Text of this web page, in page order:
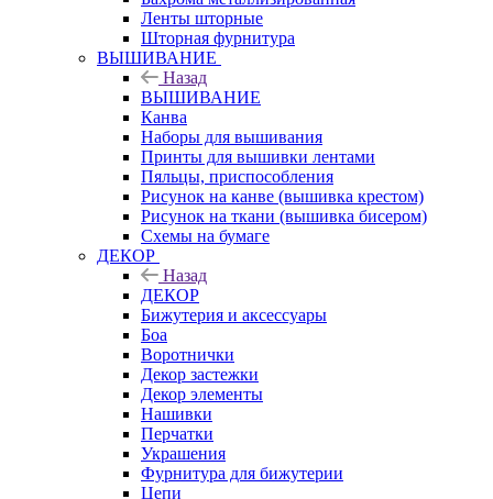
Ленты шторные
Шторная фурнитура
ВЫШИВАНИЕ
Назад
ВЫШИВАНИЕ
Канва
Наборы для вышивания
Принты для вышивки лентами
Пяльцы, приспособления
Рисунок на канве (вышивка крестом)
Рисунок на ткани (вышивка бисером)
Схемы на бумаге
ДЕКОР
Назад
ДЕКОР
Бижутерия и аксессуары
Боа
Воротнички
Декор застежки
Декор элементы
Нашивки
Перчатки
Украшения
Фурнитура для бижутерии
Цепи